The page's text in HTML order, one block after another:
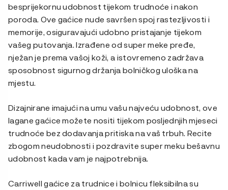
besprijekornu udobnost tijekom trudnoće i nakon
poroda. Ove gaćice nude savršen spoj rastezljivosti i
memorije, osiguravajući udobno pristajanje tijekom
vašeg putovanja. Izrađene od super meke pređe,
nježan je prema vašoj koži, a istovremeno zadržava
sposobnost sigurnog držanja bolničkog uloška na
mjestu.
Dizajnirane imajući na umu vašu najveću udobnost, ove
lagane gaćice možete nositi tijekom posljednjih mjeseci
trudnoće bez dodavanja pritiska na vaš trbuh. Recite
zbogom neudobnosti i pozdravite super meku bešavnu
udobnost kada vam je najpotrebnija.
Carriwell gaćice za trudnice i bolnicu fleksibilna su